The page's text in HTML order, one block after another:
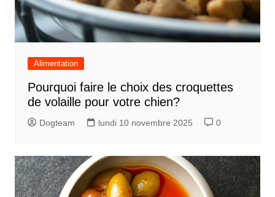
Alimentation
Pourquoi faire le choix des croquettes
de volaille pour votre chien?
Dogteam lundi 10 novembre 2025 0